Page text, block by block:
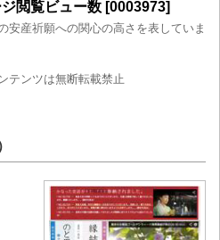
閲覧ビュー数 [0003973]
産祈願への関心の高さを表していま
テンツは無断転載禁止